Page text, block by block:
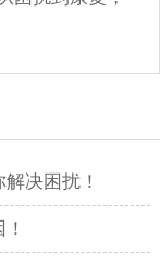
决困扰！